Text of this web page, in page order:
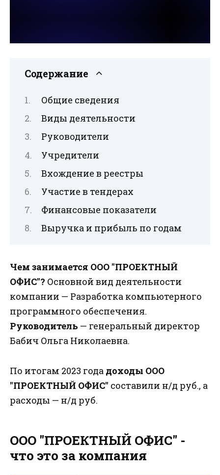
Содержание
Общие сведения
Виды деятельности
Руководители
Учредители
Вхождение в реестры
Участие в тендерах
Финансовые показатели
Выручка и прибыль по годам
Чем занимается ООО "ПРОЕКТНЫЙ
ОФИС"? Основной вид деятельности
компании — Разработка компьютерного
программного обеспечения.
Руководитель — генеральный директор
Бабич Ольга Николаевна.
По итогам 2023 года доходы ООО
"ПРОЕКТНЫЙ ОФИС" составили н/д руб., а
расходы — н/д руб.
ООО "ПРОЕКТНЫЙ ОФИС" -
что это за компания